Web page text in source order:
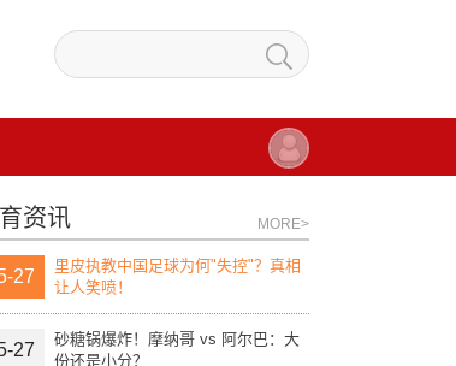
资讯 MORE>
27
里皮执教中国足球为何"失控"？真相
让人笑喷！
27
砂糖锅爆炸！摩纳哥 vs 阿尔巴：大
份还是小分？